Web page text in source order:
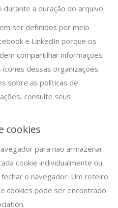
a duração do arquivo.
ser definidos por meio
e LinkedIn porque os
compartilhar informações
dessas organizações.
sobre as políticas de
consulte seus
cookies
para não armazenar
cookie individualmente ou
o navegador. Um roteiro
cookies pode ser encontrado